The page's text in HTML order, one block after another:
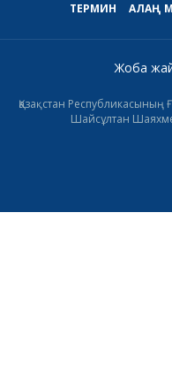
ТЕРМИН АЛАҢ
Жоба
Қазақстан
Шайсұлтан